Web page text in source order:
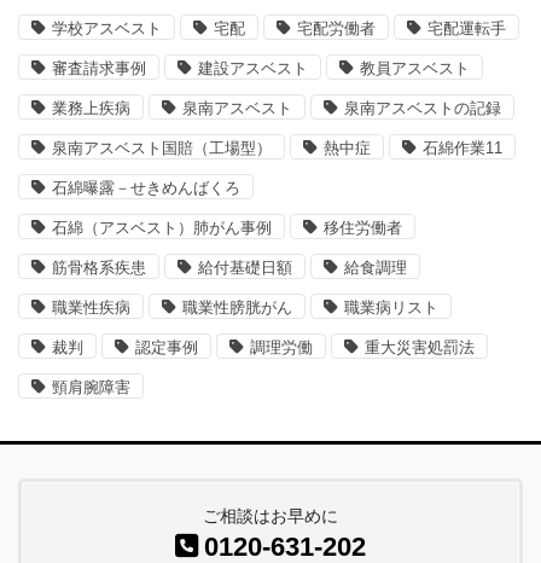
学校アスベスト 宅配 宅配労働者 宅配運転手
審査請求事例 建設アスベスト 教員アスベスト
業務上疾病 泉南アスベスト 泉南アスベストの記録
泉南アスベスト国賠（工場型） 熱中症 石綿作業11
石綿曝露－せきめんばくろ
石綿（アスベスト）肺がん事例 移住労働者
筋骨格系疾患 給付基礎日額 給食調理
職業性疾病 職業性膀胱がん 職業病リスト
裁判 認定事例 調理労働 重大災害処罰法
頸肩腕障害
ご相談はお早めに
0120-631-202